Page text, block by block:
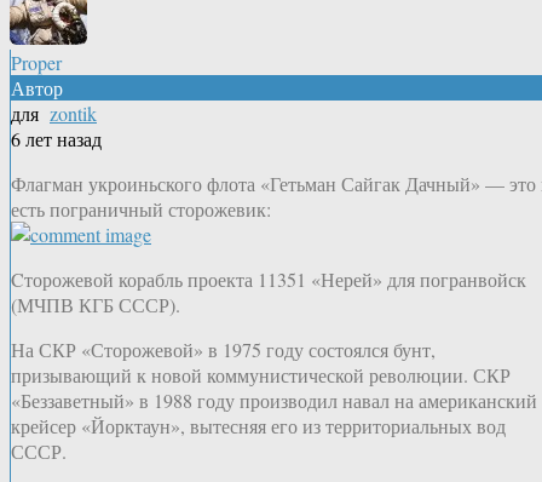
Proper
Автор
для zontik
6 лет назад
Флагман укроиньского флота «Гетьман Сайгак Дачный» — это
есть пограничный сторожевик:
Cторожевой корабль проекта 11351 «Нерей» для погранвойск
(МЧПВ КГБ СССР).
На СКР «Сторожевой» в 1975 году состоялся бунт,
призывающий к новой коммунистической революции. СКР
«Беззаветный» в 1988 году производил навал на американский
крейсер «Йорктаун», вытесняя его из территориальных вод
СССР.